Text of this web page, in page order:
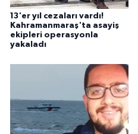
13'er yıl cezaları vardı!
Kahramanmaraş'ta asayiş
ekipleri operasyonla
yakaladı